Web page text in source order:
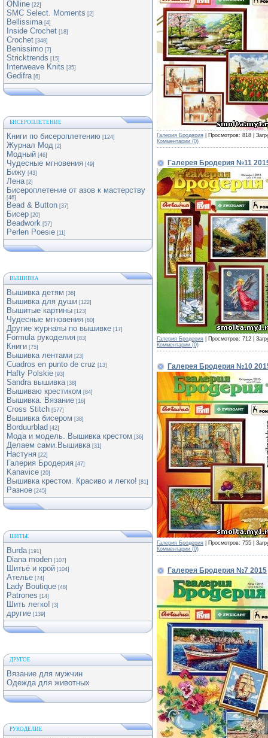
ONline [22]
SMC Select. Moments [2]
Bellissima [4]
Inside Crochet [18]
Crochet [348]
Benissimo [7]
Stricktrends [15]
Interweave Knits [35]
Gedifra [6]
БИСЕРОПЛЕТЕНИЕ
Книги по бисероплетению [124]
Журнал Мод [2]
Модный [46]
Чудесные мгновения [49]
Бижу [43]
Лена [2]
Бисероплетение от азов к мастерству
[46]
Bead & Button [37]
Бисер [20]
Beadwork [57]
Perlen Poesie [11]
ВЫШИВКА
Вышивка детям [36]
Вышивка для души [122]
Вышитые картины [123]
Чудесные мгновения [80]
Другие журналы по вышивке [17]
Formula рукоделия [83]
Книги [75]
Вышивка лентами [23]
Cuadros en punto de cruz [13]
Hafty Polskie [93]
Sandra вышивка [38]
Вышиваю крестиком [84]
Вышивка. Вязание [16]
Cross Stitch [577]
Вышивка бисером [38]
Borduurblad [42]
Мода и модель. Вышивка крестом [36]
Делаем сами.Вышивка [31]
Настуня [22]
Галерия Бродерия [47]
Kanavice [20]
Вышивка крестом. Красиво и легко! [81]
Разное [245]
ШИТЬЕ
Burda [191]
Diana moden [107]
Шитьё и крой [104]
Ателье [74]
Lady Boutique [48]
Patrones [14]
Шить легко! [3]
другие [139]
ДРУГОЕ
Вязание для мужчин
Одежда для животных
РУКОДЕЛИЕ
Галерия Бродерия | Просмотров: 818 |
Комментарии (0)
Галерея Бродерия №11
Галерия Бродерия | Просмотров: 712 |
Комментарии (0)
Галерея Бродерия №10
Галерия Бродерия | Просмотров: 755 |
Комментарии (0)
Галерея Бродерия №7 2015